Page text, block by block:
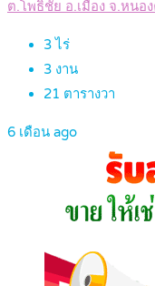
ต.โพธิ์ชัย อ.เมือง จ.หนอ
3 ไร่
3 งาน
21 ตารางวา
6 เดือน ago